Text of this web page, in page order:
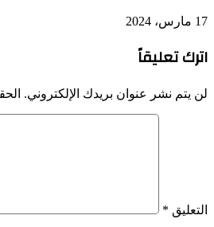
17 مارس، 2024
اترك تعليقاً
لن يتم نشر عنوان بريدك الإلكتروني.
التعليق *